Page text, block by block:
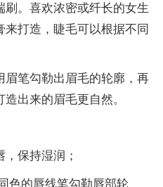
。喜欢浓密或纤长的女生
打造，睫毛可以根据不同
眉笔勾勒出眉毛的轮廓，再
出来的眉毛更自然。
保持湿润；
色的唇线笔勾勒唇部轮